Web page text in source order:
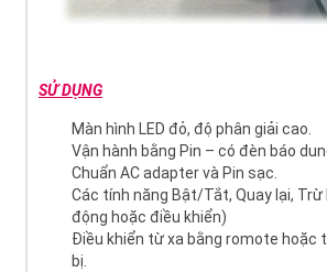
SỬ DỤNG
Màn hình LED đỏ, độ phân giải cao.
Vận hành bằng Pin – có đèn báo
Chuẩn AC adapter và Pin sạc.
Các tính năng Bật/Tắt, Quay lại, Trừ
động hoặc điều khiển)
Điều khiển từ xa bằng romote
bị.